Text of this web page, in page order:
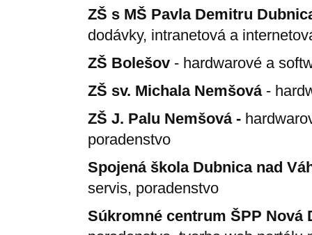
ZŠ s MŠ Pavla Demitru
dodávky, intranetová a
ZŠ Bolešov - hardwarové a
ZŠ sv. Michala Nemšová-
ZŠ J. Palu Nemšová -
poradenstvo
Spojená škola Dubnica nad
servis, poradenstvo
Súkromné centrum ŠPP Nová